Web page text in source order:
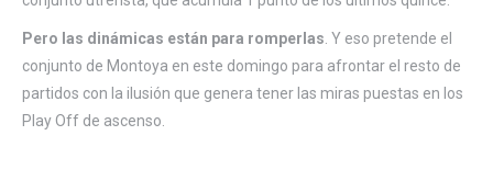
Pero las dinámicas están para romperlas . Y eso pretende el
conjunto de Montoya en este domingo para afrontar el resto de
partidos con la ilusión que genera tener las miras puestas en los
Play Off de ascenso.